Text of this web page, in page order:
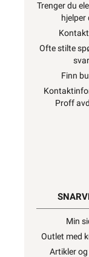
Trenger du
hjelper
Ofte stilte
svar
Finn
Proff
Min
Outlet med
Artikler